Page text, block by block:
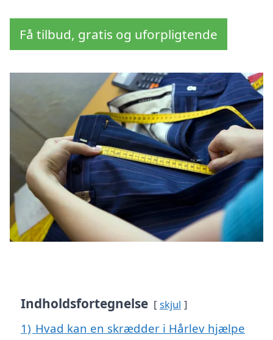
Få tilbud, gratis og uforpligtende
Indholdsfortegnelse skjul
1) Hvad kan en skrædder i Hårlev hjælpe